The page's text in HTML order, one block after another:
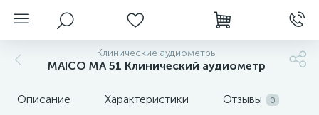
Клинические аудиометры
MAICO MA 51 Клинический аудиометр
Описание Характеристики Отзывы 0